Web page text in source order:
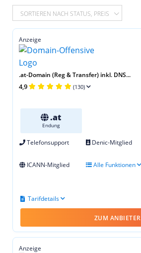
SORTIEREN NACH STATUS, PREIS
Anzeige
.at-Domain (Reg & Transfer) inkl. DNS...
4,9 (130)
.at
Endung
Telefonsupport Denic-Mitglied
ICANN-Mitglied
Alle Funktionen
Tarifdetails
ZUM ANBIETER
Anzeige